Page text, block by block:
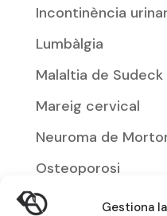
Gestiona
Incontinència
Lumbàlgia
Malaltia de Sudeck
Mareig cervical
Neuroma de
Osteoporosi
Podología